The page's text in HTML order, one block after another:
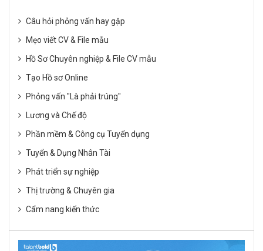
Câu hỏi phỏng vấn hay gặp
Mẹo viết CV & File mẫu
Hồ Sơ Chuyên nghiệp & File CV mẫu
Tạo Hồ sơ Online
Phỏng vấn "Là phải trúng"
Lương và Chế độ
Phần mềm & Công cụ Tuyển dụng
Tuyển & Dụng Nhân Tài
Phát triển sự nghiệp
Thị trường & Chuyên gia
Cẩm nang kiến thức